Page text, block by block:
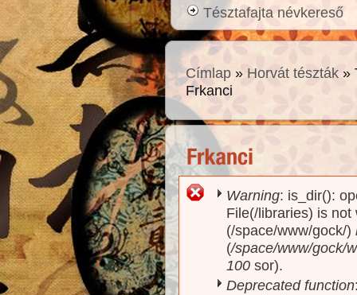
Tésztafajta névkereső
Címlap » Horvát tészták »
Frkanci
Hibaüzenet
Warning: is_dir():
File(/libraries) is
(/space/www/gock/)
(/space/www/gock/
100 sor).
Deprecated function